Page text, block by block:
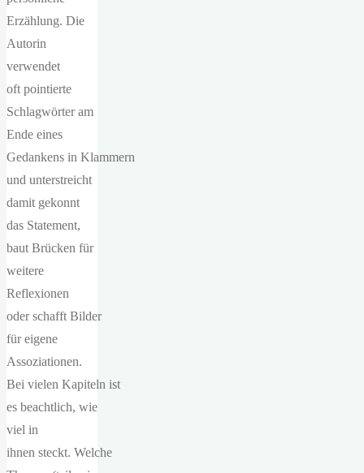
Erzählung. Die
Autorin
verwendet
oft pointierte
Schlagwörter am
Ende eines
Gedankens in Klammern
und unterstreicht
damit gekonnt
das Statement,
baut Brücken für
weitere
Reflexionen
oder schafft Bilder
für eigene
Assoziationen.
Bei vielen Kapiteln ist
es beachtlich, wie
viel in
ihnen steckt. Welche